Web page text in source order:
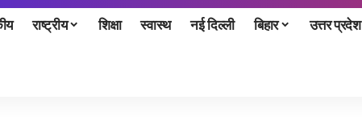
राष्ट्रीय शिक्षा स्वास्थ नई दिल्ली बिहार उत्तर प्रदेश